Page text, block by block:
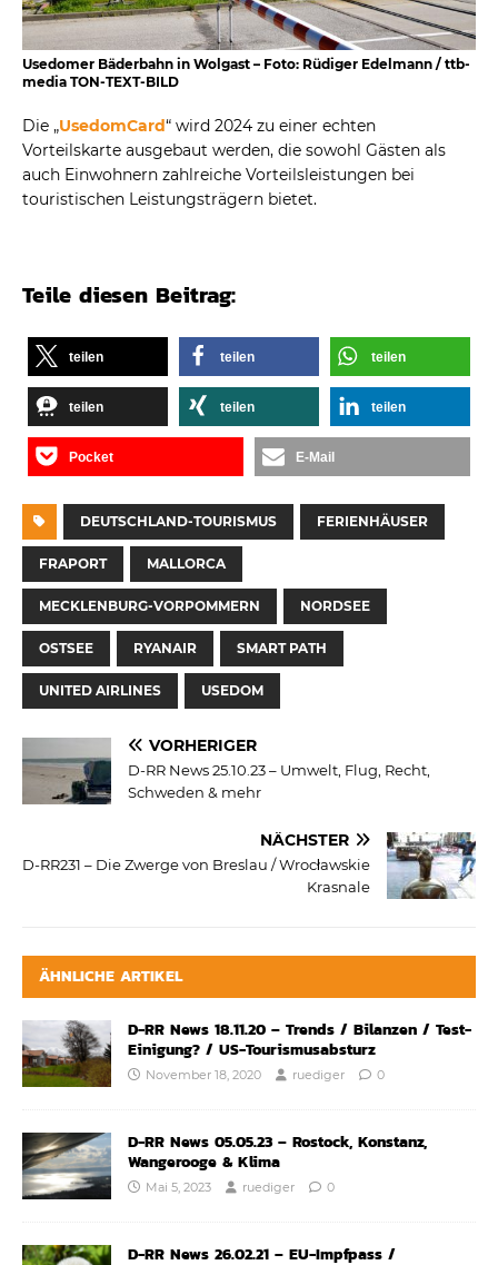
Usedomer Bäderbahn in Wolgast – Foto: Rüdiger Edelmann / ttb-
media TON-TEXT-BILD
Die „UsedomCard“ wird 2024 zu einer echten
Vorteilskarte ausgebaut werden, die sowohl Gästen als
auch Einwohnern zahlreiche Vorteilsleistungen bei
touristischen Leistungsträgern bietet.
Teile diesen Beitrag:
teilen teilen teilen
teilen teilen teilen
Pocket E-Mail
DEUTSCHLAND-TOURISMUS FERIENHÄUSER
FRAPORT MALLORCA
MECKLENBURG-VORPOMMERN NORDSEE
OSTSEE RYANAIR SMART PATH
UNITED AIRLINES USEDOM
VORHERIGER
D-RR News 25.10.23 – Umwelt, Flug, Recht,
Schweden & mehr
NÄCHSTER
D-RR231 – Die Zwerge von Breslau / Wrocławskie
Krasnale
ÄHNLICHE ARTIKEL
D-RR News 18.11.20 – Trends / Bilanzen / Test-
Einigung? / US-Tourismusabsturz
November 18, 2020 ruediger 0
D-RR News 05.05.23 – Rostock, Konstanz,
Wangerooge & Klima
Mai 5, 2023 ruediger 0
D-RR News 26.02.21 – EU-Impfpass /